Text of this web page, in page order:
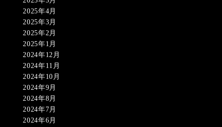
2025年4月
2025年3月
2025年2月
2025年1月
2024年12月
2024年11月
2024年10月
2024年9月
2024年8月
2024年7月
2024年6月